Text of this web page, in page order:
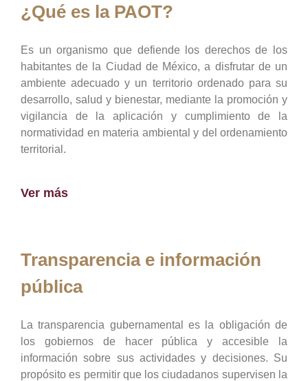
¿Qué es la PAOT?
Es un organismo que defiende los derechos de los
habitantes de la Ciudad de México, a disfrutar de un
ambiente adecuado y un territorio ordenado para su
desarrollo, salud y bienestar, mediante la promoción y
vigilancia de la aplicación y cumplimiento de la
normatividad en materia ambiental y del ordenamiento
territorial.
Ver más
Transparencia e información
pública
La transparencia gubernamental es la obligación de
los gobiernos de hacer pública y accesible la
información sobre sus actividades y decisiones. Su
propósito es permitir que los ciudadanos supervisen la